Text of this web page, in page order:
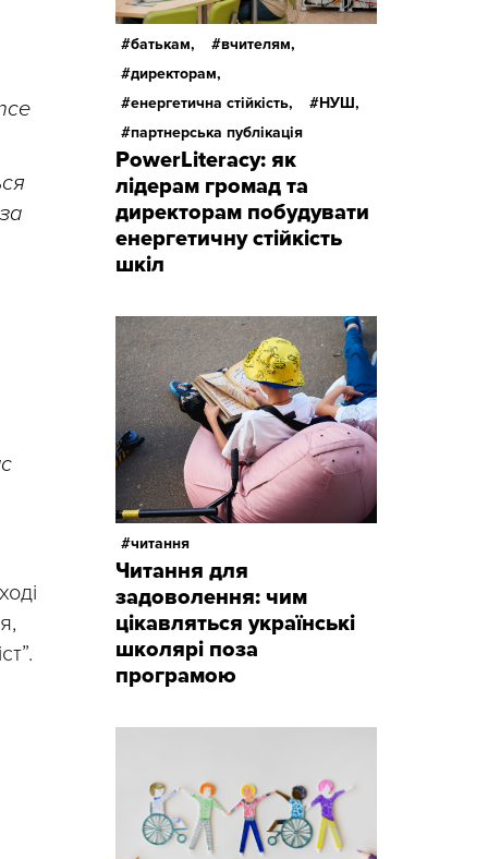
батькам,
вчителям,
директорам,
енергетична стійкість,
НУШ,
партнерська публікація
PowerLiteracy: як
лідерам громад та
директорам побудувати
енергетичну стійкість
шкіл
читання
Читання для
задоволення: чим
цікавляться українські
школярі поза
програмою